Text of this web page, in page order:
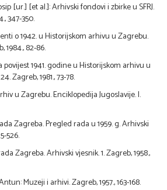
[ur.] [et al.]: Arhivski fondovi i zbirke u SFRJ.
347-350.
o 1942. u Historijskom arhivu u Zagrebu.
1984., 82-86.
povijest 1941. godine u Historijskom arhivu u
Zagreb, 1981., 73-78.
u Zagrebu. Enciklopedija Jugoslavije. I.
Zagreba. Pregled rada u 1959. g. Arhivski
526.
Zagreba. Arhivski vjesnik. 1. Zagreb, 1958.,
Muzeji i arhivi. Zagreb, 1957., 163-168.